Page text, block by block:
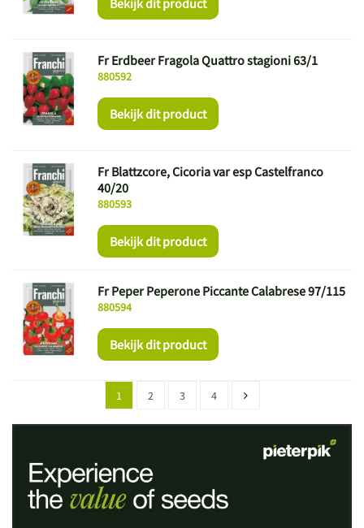
880592
Fr Erdbeer Fragola Quattro stagioni 63/1
Bekijk dit product
880593
Fr Blattzcore, Cicoria var esp Castelfranco
40/20
Bekijk dit product
880594
Fr Peper Peperone Piccante Calabrese 97/115
Bekijk dit product
1 2 3 4